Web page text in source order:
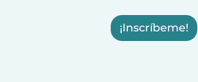
¡Inscríbeme!